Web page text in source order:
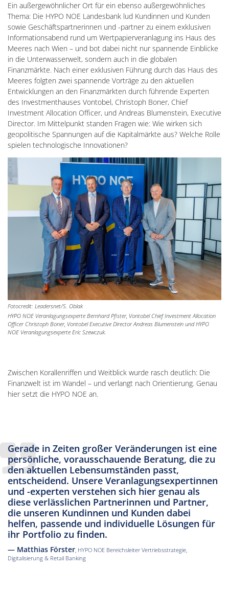
Ein außergewöhnlicher Ort für ein ebenso außergewöhnliches
Thema: Die HYPO NOE Landesbank lud Kundinnen und Kunden
sowie Geschäftspartnerinnen und -partner zu einem exklusiven
Informationsabend rund um Wertpapierveranlagung ins Haus des
Meeres nach Wien – und bot dabei nicht nur spannende Einblicke
in die Unterwasserwelt, sondern auch in die globalen
Finanzmärkte. Nach einer exklusiven Führung durch das Haus des
Meeres folgten zwei spannende Vorträge zu den aktuellen
Entwicklungen an den Finanzmärkten durch führende Experten
des Investmenthauses Vontobel, Christoph Boner, Chief
Investment Allocation Officer, und Andreas Blumenstein, Executive
Director. Im Mittelpunkt standen Fragen wie: Wie wirken sich
geopolitische Spannungen auf die Kapitalmärkte aus? Welche Rolle
spielen technologische Innovationen?
Fotocredit: Leadersnet/S. Oblak
HYPO NOE Veranlagungsexperte Bernhard Pfister, Vontobel Chief Investment Allocation
Officer Christoph Boner, Vontobel Executive Director Andreas Blumenstein und HYPO
NOE Veranlagungsexperte Eric Szewczuk.
Zwischen Korallenriffen und Weitblick wurde rasch deutlich: Die
Finanzwelt ist im Wandel – und verlangt nach Orientierung. Genau
hier setzt die HYPO NOE an.
Gerade in Zeiten großer Veränderungen ist eine
persönliche, vorausschauende Beratung, die zu
den aktuellen Lebensumständen passt,
entscheidend. Unsere Veranlagungsexpertinnen
und -experten verstehen sich hier genau als
diese verlässlichen Partnerinnen und Partner,
die unseren Kundinnen und Kunden dabei
helfen, passende und individuelle Lösungen für
ihr Portfolio zu finden.
— Matthias Förster , HYPO NOE Bereichsleiter Vertriebsstrategie,
Digitalisierung & Retail Banking